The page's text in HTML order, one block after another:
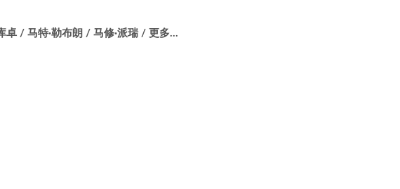
卓 / 马特·勒布朗 / 马修·派瑞 / 更多…